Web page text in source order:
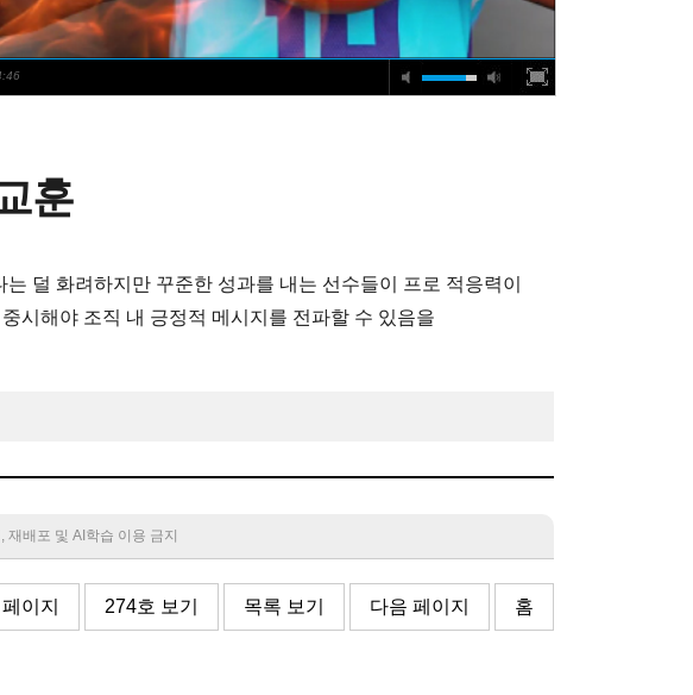
훈
덜 화려하지만 꾸준한 성과를 내는 선수들이 프로 적응력이
시해야 조직 내 긍정적 메시지를 전파할 수 있음을
배포 및 AI학습 이용 금지
이지 274호 보기 목록 보기 다음 페이지 홈